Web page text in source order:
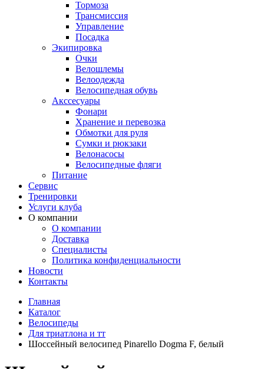
Тормоза
Трансмиссия
Управление
Посадка
Экипировка
Очки
Велошлемы
Велоодежда
Велосипедная обувь
Акссесуары
Фонари
Хранение и перевозка
Обмотки для руля
Сумки и рюкзаки
Велонасосы
Велосипедные фляги
Питание
Сервис
Тренировки
Услуги клуба
О компании
О компании
Доставка
Специалисты
Политика конфиденциальности
Новости
Контакты
Главная
Каталог
Велосипеды
Для триатлона и тт
Шоссейный велосипед Pinarello Dogma F, белый